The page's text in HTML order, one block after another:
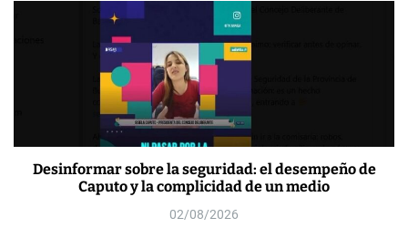
Desinformar sobre la seguridad: el desempeño de
Caputo y la complicidad de un medio
02/08/2026